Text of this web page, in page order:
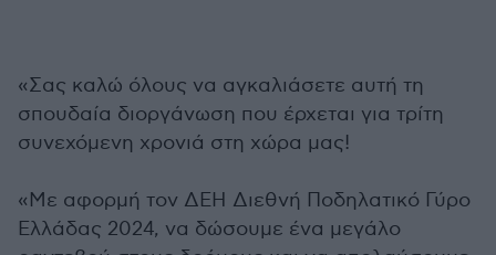
«Σας καλώ όλους να αγκαλιάσετε αυτή τη
σπουδαία διοργάνωση που έρχεται για τρίτη
συνεχόμενη χρονιά στη χώρα μας!
«Με αφορμή τον ΔΕΗ Διεθνή Ποδηλατικό Γύρο
Ελλάδας 2024, να δώσουμε ένα μεγάλο